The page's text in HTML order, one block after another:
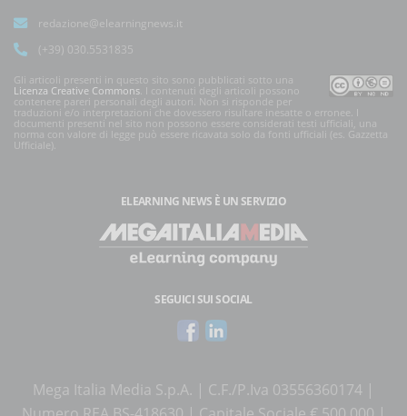
redazione@elearningnews.it
(+39) 030.5531835
Gli articoli presenti in questo sito sono pubblicati sotto una
Licenza Creative Commons. I contenuti degli articoli possono
contenere pareri personali degli autori. Non si risponde per
traduzioni e/o interpretazioni che dovessero risultare inesatte o erronee. I
documenti presenti nel sito non possono essere considerati testi ufficiali, una
norma con valore di legge può essere ricavata solo da fonti ufficiali (es. Gazzetta
Ufficiale).
ELEARNING NEWS È UN SERVIZIO
SEGUICI SUI SOCIAL
Mega Italia Media S.p.A. | C.F./P.Iva 03556360174 |